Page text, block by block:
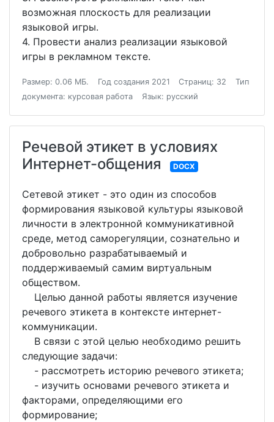
возможная плоскость для реализации
языковой игры.
4. Провести анализ реализации языковой
игры в рекламном тексте.
Размер: 0.06 МБ. Год создания 2021 Страниц: 32
Тип
документа: курсовая работа
Язык: русский
Речевой этикет в условиях
Интернет-общения
DOCX
Сетевой этикет - это один из способов
формирования языковой культуры языковой
личности в электронной коммуникативной
среде, метод саморегуляции, сознательно и
добровольно разрабатываемый и
поддерживаемый самим виртуальным
обществом.
Целью данной работы является изучение
речевого этикета в контексте интернет-
коммуникации.
В связи с этой целью необходимо решить
следующие задачи:
- рассмотреть историю речевого этикета;
- изучить основами речевого этикета и
факторами, определяющими его
формирование;